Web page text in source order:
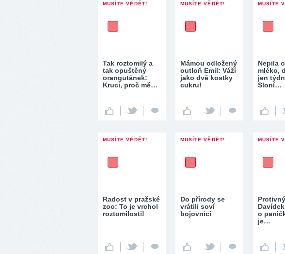
MUSÍTE VĚDĚT!
Tak roztomilý a
tak opuštěný
orangutánek:
Kruci, proč mě…
MUSÍTE VĚDĚT!
Mámou odložený
outloň Emil: Váží
jako dvě kostky
cukru!
MUSÍTE
Nepila
mléko,
jen
Sloní…
MUSÍTE VĚDĚT!
Radost v pražské
zoo: To je vrchol
roztomilosti!
MUSÍTE VĚDĚT!
Do přírody se
vrátili soví
bojovníci
MUSÍTE
o
je…